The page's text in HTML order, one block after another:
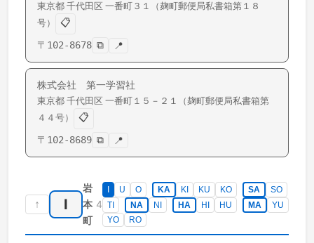
東京都 千代田区 一番町 ３１（麹町郵便局私書箱第１８
号）
📋
〒 102-8678 ⧉ 📍
株式会社 第一学習社
東京都 千代田区 一番町 １５－２１（麹町郵便局私書箱第
４４号）
📋
〒 102-8689 ⧉ 📍
↑ I
岩
本
町
4
I U O KA KI KU KO SA
SO
TI
NA NI HA HI HU MA
YU
YO
RO